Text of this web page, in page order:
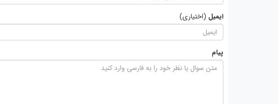
ایمیل (اختیاری)
پیام